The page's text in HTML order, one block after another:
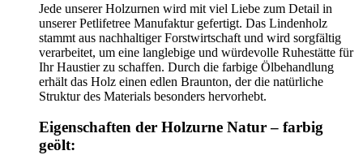
Jede unserer Holzurnen wird mit viel Liebe zum Detail in
unserer Petlifetree Manufaktur gefertigt. Das Lindenholz
stammt aus nachhaltiger Forstwirtschaft und wird sorgfältig
verarbeitet, um eine langlebige und würdevolle Ruhestätte für
Ihr Haustier zu schaffen. Durch die farbige Ölbehandlung
erhält das Holz einen edlen Braunton, der die natürliche
Struktur des Materials besonders hervorhebt.
Eigenschaften der Holzurne Natur – farbig
geölt: